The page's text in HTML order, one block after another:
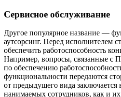
Сервисное обслуживание
Другое популярное название —
аутсорсинг. Перед исполнителем
обеспечить работоспособность
Например, вопросы, связанные с
по обеспечению
функциональности передаются
от предыдущего вида заключается
нанимаемых сотрудников, как и их